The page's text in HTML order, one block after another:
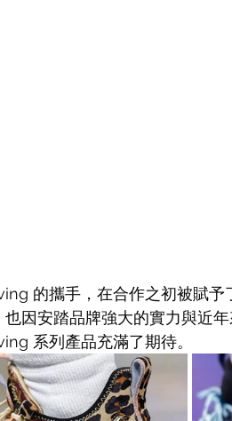
的攜手，在合作之初被賦
因安踏品牌強大的實力與近
系列產品充滿了期待。